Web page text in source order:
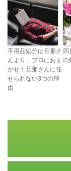
不用品処分は旦那さ
んより、プロにおま
かせ！旦那さんに任
せられない3つの理
由
四
の